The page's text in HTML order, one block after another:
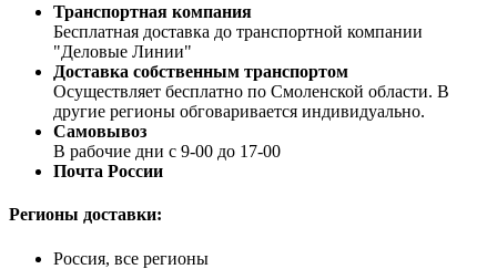
Транспортная компания
Бесплатная доставка до транспортной компании
"Деловые Линии"
Доставка собственным транспортом
Осуществляет бесплатно по Смоленской области. В
другие регионы обговаривается индивидуально.
Самовывоз
В рабочие дни с 9-00 до 17-00
Почта России
Регионы доставки:
Россия, все регионы